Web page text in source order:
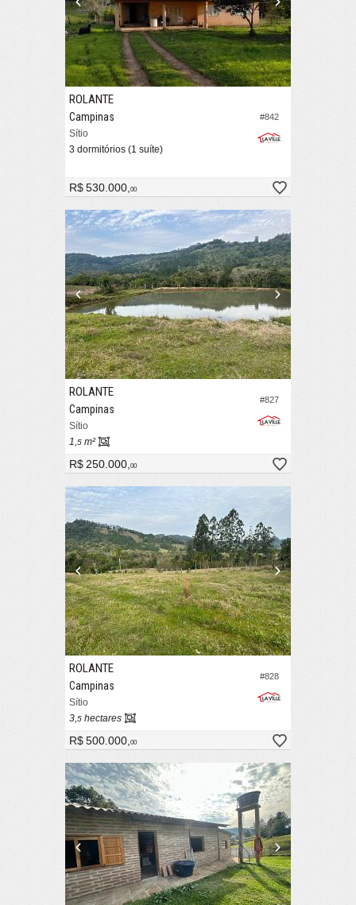
#842
ROLANTE
Campinas
Sítio
3 dormitórios (1 suíte)
R$ 530.000,00
#827
ROLANTE
Campinas
Sítio
1,5 m²
R$ 250.000,00
#828
ROLANTE
Campinas
Sítio
3,5 hectares
R$ 500.000,00